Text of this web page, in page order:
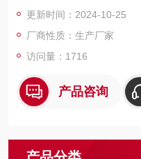
更新时间：2024-10-25
厂商性质：生产厂家
访问量：1716
产品咨询